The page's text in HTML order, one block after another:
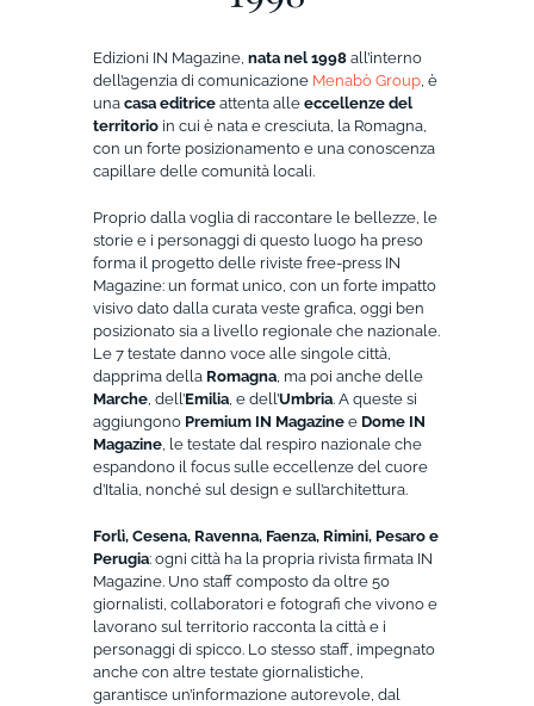
Edizioni IN Magazine, nata nel 1998all’interno
dell’agenzia di comunicazione Menabò Group, è
una casa editrice attenta alle eccellenze del
territorioin cui è nata e cresciuta, la Romagna,
con un forte posizionamento e una conoscenza
capillare delle comunità locali.
Proprio dalla voglia di raccontare le bellezze, le
storie e i personaggi di questo luogo ha preso
forma il progetto delle riviste free-press IN
Magazine: un format unico, con un forte impatto
visivo dato dalla curata veste grafica, oggi ben
posizionato sia a livello regionale che nazionale.
Le 7 testate danno voce alle singole città,
dapprima dellaRomagna, ma poi anche delle
Marche, dell’Emilia, e dell’Umbria. A queste si
aggiungono Premium IN Magazinee Dome IN
Magazine, le testate dal respiro nazionale che
espandono il focus sulle eccellenze del cuore
d’Italia, nonché sul design e sull’architettura.
Forlì, Cesena, Ravenna, Faenza, Rimini, Pesaro e
Perugia: ogni città ha la propria rivista firmata IN
Magazine. Uno staff composto da oltre 50
giornalisti, collaboratori e fotografi che vivono e
lavorano sul territorio racconta la città e i
personaggi di spicco. Lo stesso staff, impegnato
anche con altre testate giornalistiche,
garantisce un’informazione autorevole, dal